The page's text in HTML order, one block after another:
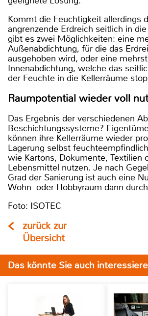
Kommt die Feuchtigkeit allerdings
angrenzende Erdreich seitlich in
gibt es zwei Möglichkeiten: eine
Außenabdichtung, für die das
ausgehoben wird, oder eine
Innenabdichtung, welche das
der Feuchte in die Kellerräume
Raumpotential wieder voll
Das Ergebnis der verschiedenen
Beschichtungssysteme?
können ihre Kellerräume wieder
Lagerung selbst
wie Kartons, Dokumente, Textilien
Lebensmittel nutzen. Je nach
Grad der Sanierung ist auch eine
Wohn- oder Hobbyraum dann
Foto: ISOTEC
zurück zur
Übersicht
Das könnte Sie auch